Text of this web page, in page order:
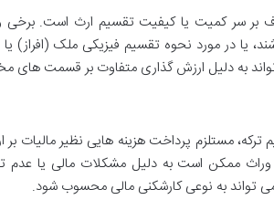
بر سر کمیت یا کیفیت تقسیم ارث است.
یا در مورد نحوه تقسیم فیزیکی ملک (افراز)
تواند به دلیل ارزش گذاری متفاوت بر قسمت
مستلزم پرداخت هزینه هایی نظیر مالیات
وراث ممکن است به دلیل مشکلات مالی یا عدم
تواند به نوعی کارشکنی مالی محسوب شود.